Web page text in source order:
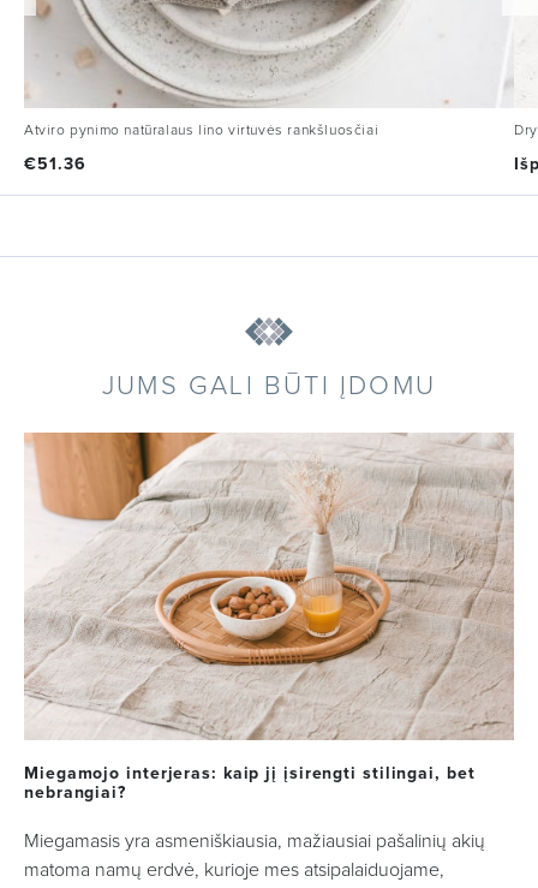
Atviro pynimo natūralaus lino virtuvės rankšluosčiai
€51.36
JUMS GALI BŪTI ĮDOMU
Miegamojo interjeras: kaip jį įsirengti stilingai, bet
nebrangiai?
Miegamasis yra asmeniškiausia, mažiausiai pašalinių akių
matoma namų erdvė, kurioje mes atsipalaiduojame,